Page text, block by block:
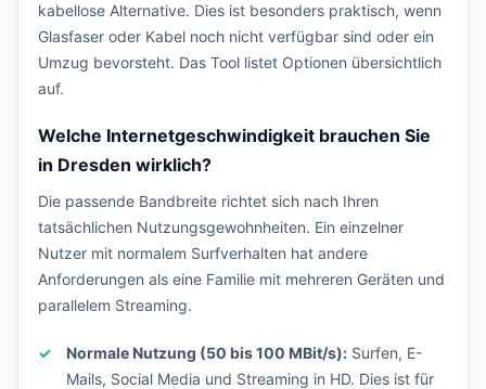
kabellose Alternative. Dies ist besonders praktisch, wenn
Glasfaser oder Kabel noch nicht verfügbar sind oder ein
Umzug bevorsteht. Das Tool listet Optionen übersichtlich
auf.
Welche Internetgeschwindigkeit brauchen Sie
in Dresden wirklich?
Die passende Bandbreite richtet sich nach Ihren
tatsächlichen Nutzungsgewohnheiten. Ein einzelner
Nutzer mit normalem Surfverhalten hat andere
Anforderungen als eine Familie mit mehreren Geräten und
parallelem Streaming.
Normale Nutzung (50 bis 100 MBit/s): Surfen, E-
Mails, Social Media und Streaming in HD. Dies ist für